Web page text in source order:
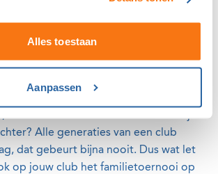
Alles toestaan
Aanpassen
aan het NGF
op jouw club staat garant voor
een bijzondere sfeer en een nog
Alle generaties van een club
dat gebeurt bijna nooit. Dus wat let
op jouw club het familietoernooi op